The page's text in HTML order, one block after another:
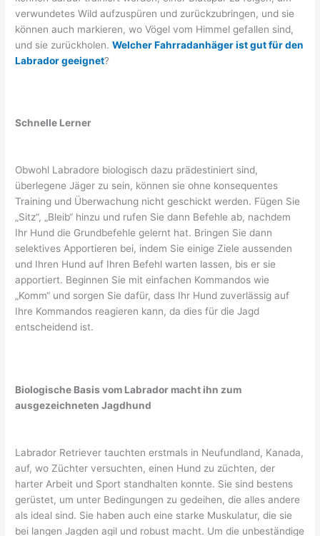
verwundetes Wild aufzuspüren und zurückzubringen, und sie
können auch markieren, wo Vögel vom Himmel gefallen sind,
und sie zurückholen.Welcher Fahrradanhäger ist gut für den
Labrador geeignet?
Schnelle Lerner
Obwohl Labradore biologisch dazu prädestiniert sind,
überlegene Jäger zu sein, können sie ohne konsequentes
Training und Überwachung nicht geschickt werden. Fügen Sie
„Sitz“, „Bleib“ hinzu und rufen Sie dann Befehle ab, nachdem
Ihr Hund die Grundbefehle gelernt hat. Bringen Sie dann
selektives Apportieren bei, indem Sie einige Ziele aussenden
und Ihren Hund auf Ihren Befehl warten lassen, bis er sie
apportiert. Beginnen Sie mit einfachen Kommandos wie
„Komm“ und sorgen Sie dafür, dass Ihr Hund zuverlässig auf
Ihre Kommandos reagieren kann, da dies für die Jagd
entscheidend ist.
Biologische Basis vom Labrador macht ihn zum
ausgezeichneten Jagdhund
Labrador Retriever tauchten erstmals in Neufundland, Kanada,
auf, wo Züchter versuchten, einen Hund zu züchten, der
harter Arbeit und Sport standhalten konnte. Sie sind bestens
gerüstet, um unter Bedingungen zu gedeihen, die alles andere
als ideal sind. Sie haben auch eine starke Muskulatur, die sie
bei langen Jagden agil und robust macht. Um die unbeständige